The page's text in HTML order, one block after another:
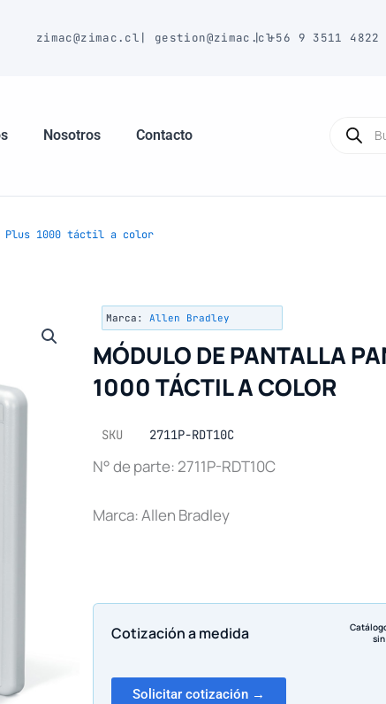
zimac@zimac.cl | gestion@zimac.cl
|+56 9 3511 4822
Nosotros Contacto
Plus 1000 táctil a color
Marca: Allen Bradley
MÓDULO DE PANTALLA
1000 TÁCTIL A COLOR
SKU 2711P-RDT10C
N° de parte: 2711P-RDT10C
Marca: Allen Bradley
Cotización a medida
Solicitar cotización →